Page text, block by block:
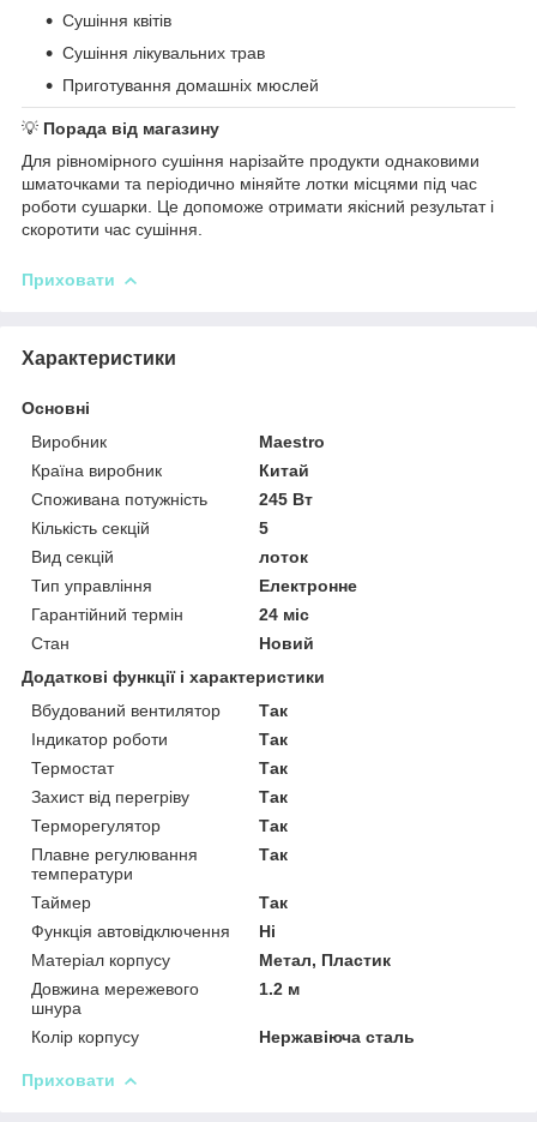
Сушіння квітів
Сушіння лікувальних трав
Приготування домашніх мюслей
💡 Порада від магазину
Для рівномірного сушіння нарізайте продукти однаковими
шматочками та періодично міняйте лотки місцями під час
роботи сушарки. Це допоможе отримати якісний результат і
скоротити час сушіння.
Приховати
Характеристики
Основні
Виробник
Maestro
Країна виробник
Китай
Споживана потужність
245 Вт
Кількість секцій
5
Вид секцій
лоток
Тип управління
Електронне
Гарантійний термін
24 міс
Стан
Новий
Додаткові функції і характеристики
Вбудований вентилятор
Так
Індикатор роботи
Так
Термостат
Так
Захист від перегріву
Так
Терморегулятор
Так
Плавне регулювання
температури
Так
Таймер
Так
Функція автовідключення
Ні
Матеріал корпусу
Метал, Пластик
Довжина мережевого
шнура
1.2 м
Колір корпусу Нержавіюча сталь
Приховати